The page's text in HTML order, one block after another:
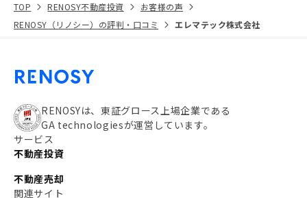
TOP RENOSY不動産投資
お客様の声
RENOSY（リノシー）の評判・口コミ
エレマテック株式会社
RENOSYは、東証グロース上場企業である
GA technologiesが運営しています。
サービス
不動産投資
不動産売却
関連サイト